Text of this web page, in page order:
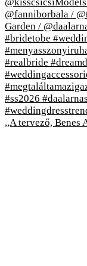
,,A tervező, Benes